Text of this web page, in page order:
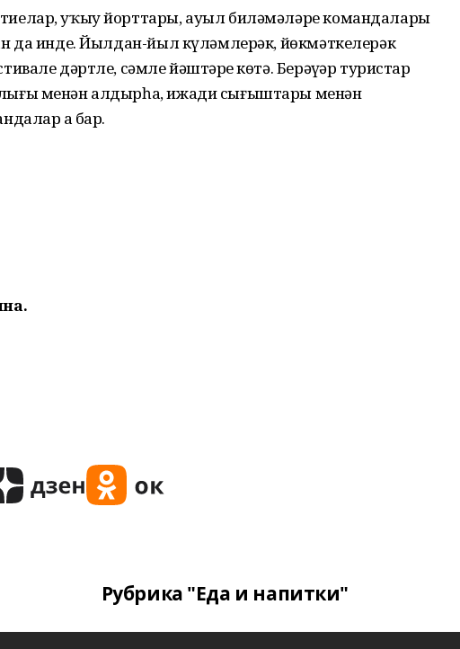
уҡыу йорттары, ауыл биләмәләре командалары
да инде. Йылдан-йыл күләмлерәк, йөкмәткелерәк
дәртле, сәмле йәштәрҙе көтә. Берәүҙәр туристар
менән алдырһа, ижади сығыштары менән
ҙа бар.
Рубрика "Еда и напитки"